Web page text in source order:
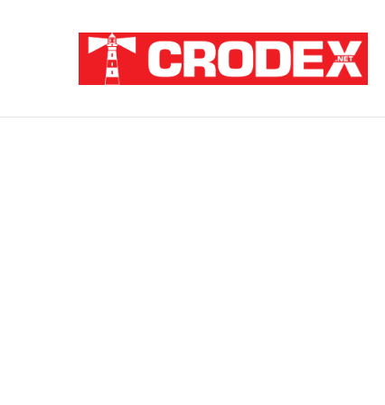
Breaking News TRI DESETLJEĆA KRIKOVA OČAJNIKA